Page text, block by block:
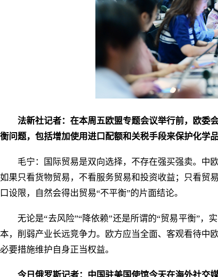
法新社记者：在本周五欧盟专题会议举行前，欧委
衡问题，包括增加使用进口配额和关税手段来保护化学
毛宁：国际贸易是双向选择，不存在强买强卖。中
如果只看货物贸易，不看服务贸易和投资收益；只看贸
口设限，自然会得出贸易“不平衡”的片面结论。
无论是“去风险”“降依赖”还是所谓的“贸易平衡”
本，削弱产业长远竞争力。欧方应当全面、客观看待中
必要措施维护自身正当权益。
今日俄罗斯记者：中国驻美国使馆今天在海外社交